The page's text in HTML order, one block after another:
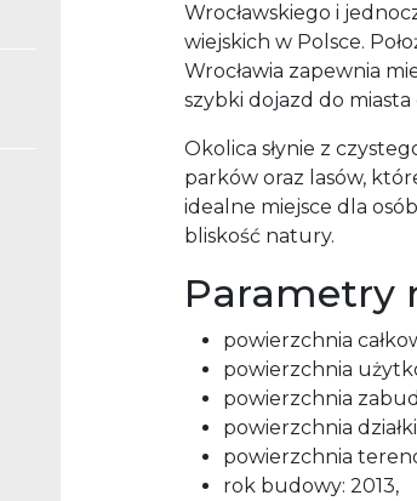
Wrocławskiego i
wiejskich w Polsce.
Wrocławia zapewnia
szybki dojazd do
Okolica słynie z
parków oraz lasów,
idealne miejsce dla
bliskość natury.
Parametry
powierzchnia
powierzchnia
powierzchnia
powierzchnia
powierzchnia
rok budowy: 2013,